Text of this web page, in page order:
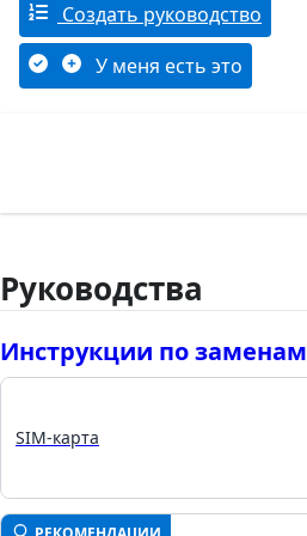
Создать руководство
У меня есть это
Руководства
Инструкции по заменам
SIM-карта